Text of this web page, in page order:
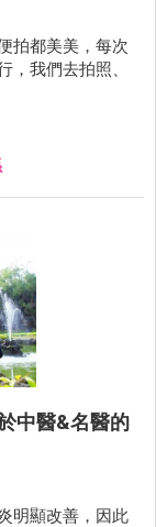
拍都美美，每次
，我們去拍照、
中醫&名醫的
明顯改善，因此